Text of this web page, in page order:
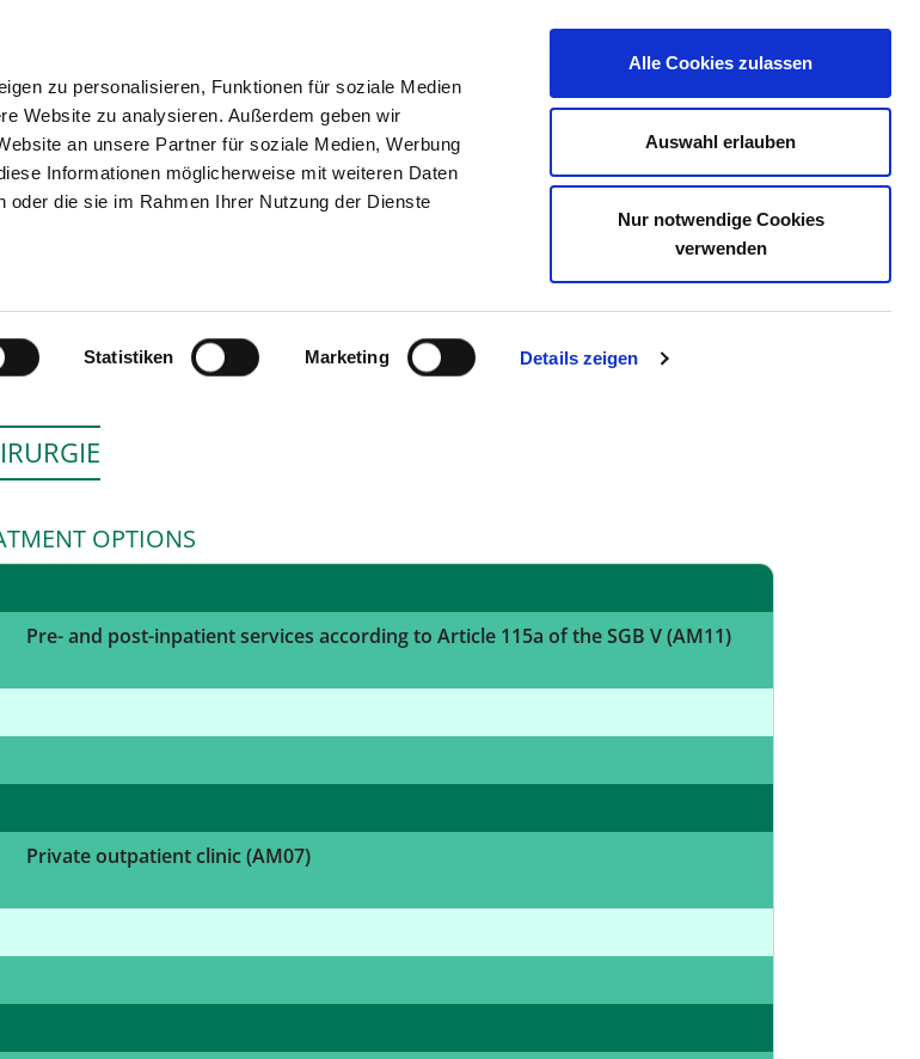
zu personalisieren, Funktionen für soziale Medien
Website zu analysieren. Außerdem geben wir
an unsere Partner für soziale Medien, Werbung
Informationen möglicherweise mit weiteren Daten
die sie im Rahmen Ihrer Nutzung der Dienste
Statistiken Marketing Details zeigen
Alle Cookies zulassen
Auswahl erlauben
Nur notwendige Cookies
verwenden
SEARCH TIPS & HELP THE DIRECTORY JOB PORTAL CONTACT
OPTIONS
Pre- and post-inpatient services according to Article 115a of the SGB V (AM11)
Private outpatient clinic (AM07)